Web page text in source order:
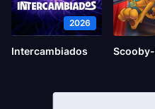
2026
Intercambiados